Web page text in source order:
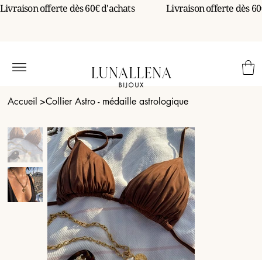
Accueil >Collier Astro - médaille astrologique
Livraison offerte dès 60€ d'achats